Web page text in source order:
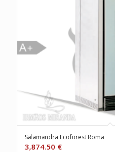
Salamandra Ecoforest Roma
3,874.50 €